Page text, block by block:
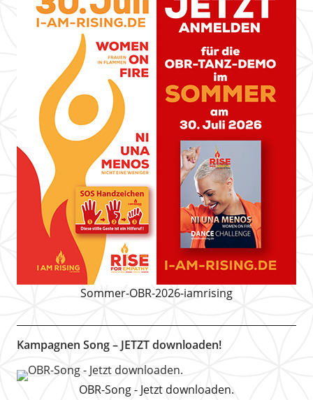
Sommer-OBR-2026-iamrising
Kampagnen Song – JETZT downloaden!
OBR-Song - Jetzt downloaden.